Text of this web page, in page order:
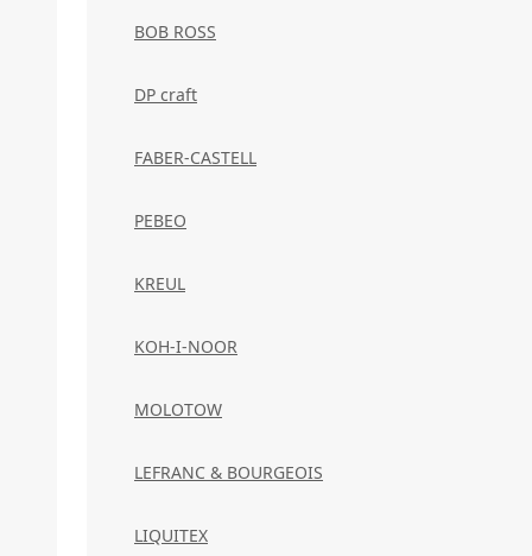
BOB ROSS
DP craft
FABER-CASTELL
PEBEO
KREUL
KOH-I-NOOR
MOLOTOW
LEFRANC & BOURGEOIS
LIQUITEX